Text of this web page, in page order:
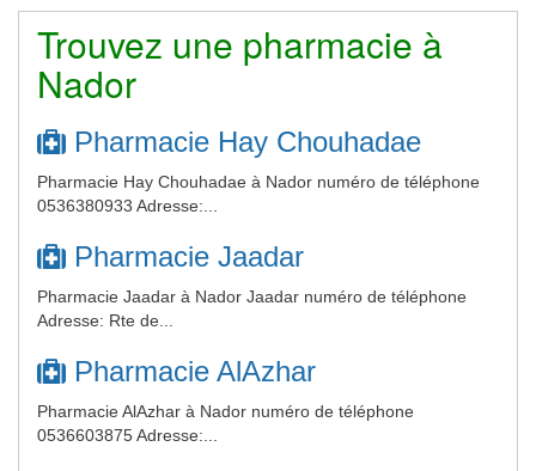
Trouvez une pharmacie à
Nador
Pharmacie Hay Chouhadae
Pharmacie Hay Chouhadae à Nador numéro de téléphone
0536380933 Adresse:...
Pharmacie Jaadar
Pharmacie Jaadar à Nador Jaadar numéro de téléphone
Adresse: Rte de...
Pharmacie AlAzhar
Pharmacie AlAzhar à Nador numéro de téléphone
0536603875 Adresse:...